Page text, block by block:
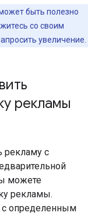
быть полезно
со своим
увеличение.
рекламы
рекламу с
можете
рекламы.
с определенным